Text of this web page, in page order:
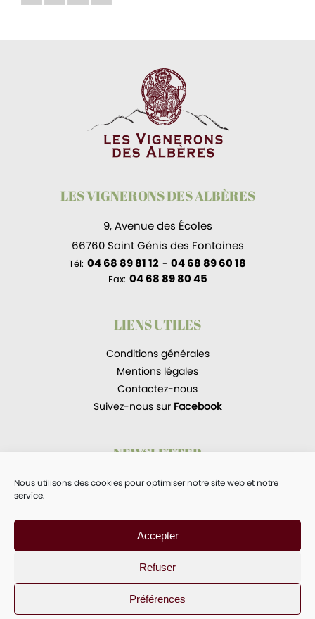
Nous utilisons des cookies pour optimiser notre site web et notre
service.
Accepter
Refuser
Préférences
LES VIGNERONS DES ALBÈRES
9, Avenue des Écoles
66760 Saint Génis des Fontaines
Tél: 04 68 89 81 12 - 04 68 89 60 18
Fax: 04 68 89 80 45
LIENS UTILES
Conditions générales
Mentions légales
Contactez-nous
Suivez-nous sur Facebook
NEWSLETTER
L'abus d'alcool est dangereux pour la santé.